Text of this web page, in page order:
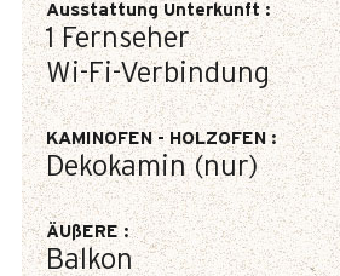
Ausstattung Unterkunft:
1 Fernseher
Wi-Fi-Verbindung
KAMINOFEN - HOLZOFEN:
Dekokamin (nur)
ÄUßERE :
Balkon